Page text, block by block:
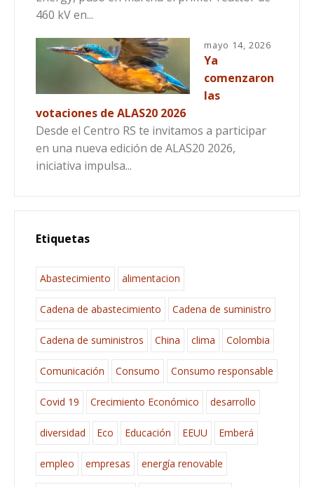
460 kV en...
mayo 14, 2026
Ya
comenzaron
las
votaciones de ALAS20 2026
Desde el Centro RS te invitamos a participar
en una nueva edición de ALAS20 2026,
iniciativa impulsa...
Etiquetas
Abastecimiento alimentacion
Cadena de abastecimiento Cadena de suministro
Cadena de suministros China clima Colombia
Comunicación Consumo Consumo responsable
Covid 19 Crecimiento Económico desarrollo
diversidad Eco Educación EEUU Emberá
empleo empresas energía renovable